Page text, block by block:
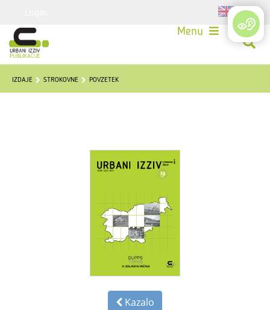
Menu
IZDAJE STROKOVNE POVZETEK
Kazalo